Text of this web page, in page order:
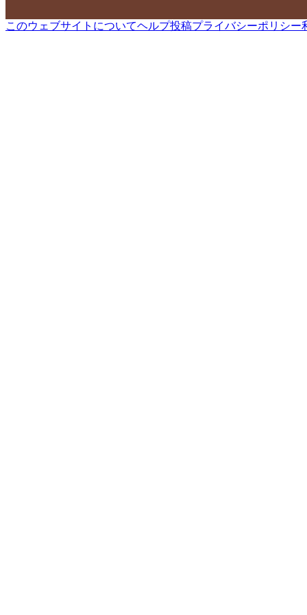
このウェブサイトについてヘルプ投稿プライバシーポリシー